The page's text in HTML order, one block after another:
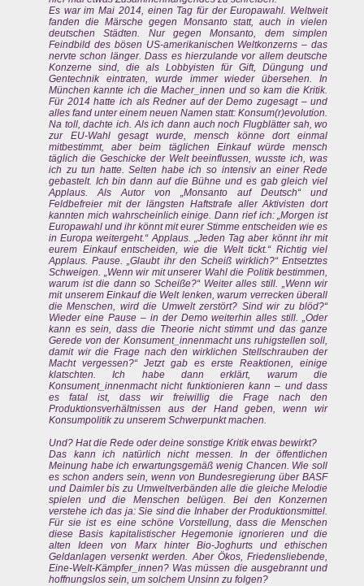
Es war im Mai 2014, einen Tag für der Europawahl. Weltweit
fanden die Märsche gegen Monsanto statt, auch in vielen
deutschen Städten. Nur gegen Monsanto, dem simplen
Feindbild des bösen US-amerikanischen Weltkonzerns – das
nervte schon länger. Dass es hierzulande vor allem deutsche
Konzerne sind, die als Lobbyisten für Gift, Düngung und
Gentechnik eintraten, wurde immer wieder übersehen. In
München kannte ich die Macher_innen und so kam die Kritik.
Für 2014 hatte ich als Redner auf der Demo zugesagt – und
alles fand unter einem neuen Namen statt: Konsum(r)evolution.
Na toll, dachte ich. Als ich dann auch noch Flugblätter sah, wo
zur EU-Wahl gesagt wurde, mensch könne dort einmal
mitbestimmt, aber beim täglichen Einkauf würde mensch
täglich die Geschicke der Welt beeinflussen, wusste ich, was
ich zu tun hatte. Selten habe ich so intensiv an einer Rede
gebastelt. Ich bin dann auf die Bühne und es gab gleich viel
Applaus. Als Autor von „Monsanto auf Deutsch“ und
Feldbefreier mit der längsten Haftstrafe aller Aktivisten dort
kannten mich wahrscheinlich einige. Dann rief ich: „Morgen ist
Europawahl und ihr könnt mit eurer Stimme entscheiden wie es
in Europa weitergeht.“ Applaus. „Jeden Tag aber könnt ihr mit
eurem Einkauf entscheiden, wie die Welt tickt.“ Richtig viel
Applaus. Pause. „Glaubt ihr den Scheiß wirklich?“ Entsetztes
Schweigen. „Wenn wir mit unserer Wahl die Politik bestimmen,
warum ist die dann so Scheiße?“ Weiter alles still. „Wenn wir
mit unserem Einkauf die Welt lenken, warum verrecken überall
die Menschen, wird die Umwelt zerstört? Sind wir zu blöd?“
Wieder eine Pause – in der Demo weiterhin alles still. „Oder
kann es sein, dass die Theorie nicht stimmt und das ganze
Gerede von der Konsument_innenmacht uns ruhigstellen soll,
damit wir die Frage nach den wirklichen Stellschrauben der
Macht vergessen?“ Jetzt gab es erste Reaktionen, einige
klatschten. Ich habe dann erklärt, warum die
Konsument_innenmacht nicht funktionieren kann – und dass
es fatal ist, dass wir freiwillig die Frage nach den
Produktionsverhältnissen aus der Hand geben, wenn wir
Konsumpolitik zu unserem Schwerpunkt machen.
Und? Hat die Rede oder deine sonstige Kritik etwas bewirkt?
Das kann ich natürlich nicht messen. In der öffentlichen
Meinung habe ich erwartungsgemäß wenig Chancen. Wie soll
es schon anders sein, wenn von Bundesregierung über BASF
und Daimler bis zu Umweltverbänden alle die gleiche Melodie
spielen und die Menschen belügen. Bei den Konzernen
verstehe ich das ja: Sie sind die Inhaber der Produktionsmittel.
Für sie ist es eine schöne Vorstellung, dass die Menschen
diese Basis kapitalistischer Hegemonie ignorieren und die
alten Ideen von Marx hinter Bio-Joghurts und ethischen
Geldanlagen versenkt werden. Aber Ökos, Friedensliebende,
Eine-Welt-Kämpfer_innen? Was müssen die ausgebrannt und
hoffnungslos sein, um solchem Unsinn zu folgen?